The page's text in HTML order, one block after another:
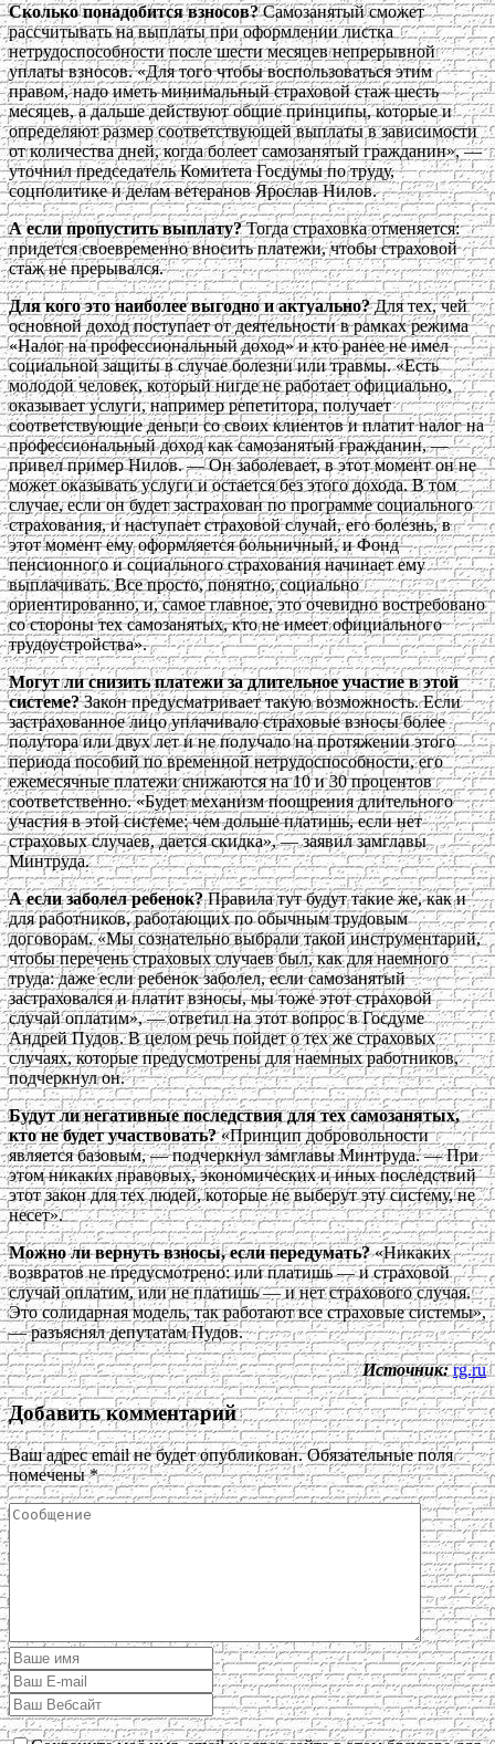
Сколько понадобится взносов?Самозанятый сможет
рассчитывать на выплаты при оформлении листка
нетрудоспособности после шести месяцев непрерывной
уплаты взносов. «Для того чтобы воспользоваться этим
правом, надо иметь минимальный страховой стаж шесть
месяцев, а дальше действуют общие принципы, которые и
определяют размер соответствующей выплаты в зависимости
от количества дней, когда болеет самозанятый гражданин», —
уточнил председатель Комитета Госдумы по труду,
соцполитике и делам ветеранов Ярослав Нилов.
А если пропустить выплату?Тогда страховка отменяется:
придется своевременно вносить платежи, чтобы страховой
стаж не прерывался.
Для кого это наиболее выгодно и актуально?Для тех, чей
основной доход поступает от деятельности в рамках режима
«Налог на профессиональный доход» и кто ранее не имел
социальной защиты в случае болезни или травмы. «Есть
молодой человек, который нигде не работает официально,
оказывает услуги, например репетитора, получает
соответствующие деньги со своих клиентов и платит налог на
профессиональный доход как самозанятый гражданин, —
привел пример Нилов. — Он заболевает, в этот момент он не
может оказывать услуги и остается без этого дохода. В том
случае, если он будет застрахован по программе социального
страхования, и наступает страховой случай, его болезнь, в
этот момент ему оформляется больничный, и Фонд
пенсионного и социального страхования начинает ему
выплачивать. Все просто, понятно, социально
ориентированно, и, самое главное, это очевидно востребовано
со стороны тех самозанятых, кто не имеет официального
трудоустройства».
Могут ли снизить платежи за длительное участие в этой
системе?Закон предусматривает такую возможность. Если
застрахованное лицо уплачивало страховые взносы более
полутора или двух лет и не получало на протяжении этого
периода пособий по временной нетрудоспособности, его
ежемесячные платежи снижаются на 10 и 30 процентов
соответственно. «Будет механизм поощрения длительного
участия в этой системе: чем дольше платишь, если нет
страховых случаев, дается скидка», — заявил замглавы
Минтруда.
А если заболел ребенок?Правила тут будут такие же, как и
для работников, работающих по обычным трудовым
договорам. «Мы сознательно выбрали такой инструментарий,
чтобы перечень страховых случаев был, как для наемного
труда: даже если ребенок заболел, если самозанятый
застраховался и платит взносы, мы тоже этот страховой
случай оплатим», — ответил на этот вопрос в Госдуме
Андрей Пудов. В целом речь пойдет о тех же страховых
случаях, которые предусмотрены для наемных работников,
подчеркнул он.
Будут ли негативные последствия для тех самозанятых,
кто не будет участвовать?«Принцип добровольности
является базовым, — подчеркнул замглавы Минтруда. — При
этом никаких правовых, экономических и иных последствий
этот закон для тех людей, которые не выберут эту систему, не
несет».
Можно ли вернуть взносы, если передумать?«Никаких
возвратов не предусмотрено: или платишь — и страховой
случай оплатим, или не платишь — и нет страхового случая.
Это солидарная модель, так работают все страховые системы»,
— разъяснял депутатам Пудов.
Источник: rg.ru
Добавить комментарий
Ваш адрес email не будет опубликован. Обязательные поля
помечены*